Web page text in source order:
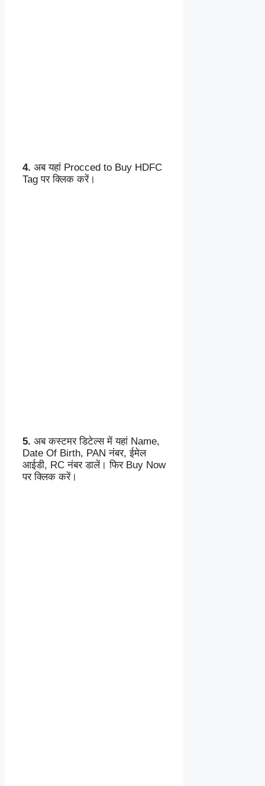
4. अब यहां Procced to Buy HDFC
Tag पर क्लिक करें।
5. अब कस्टमर डिटेल्स में यहां Name,
Date Of Birth, PAN नंबर, ईमेल
आईडी, RC नंबर डालें। फिर Buy Now
पर क्लिक करें।